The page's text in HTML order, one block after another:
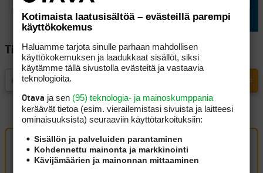
Tilaa Golfpisteen uutiskirje
Oma kommentti
Kirjaudu sisään kommentoidaksesi
Kotimaista laatusisältöä – evästeillä parempi
käyttökokemus
Haluamme tarjota sinulle parhaan mahdollisen
käyttökokemuksen ja laadukkaat sisällöt, siksi
käytämme tällä sivustolla evästeitä ja vastaavia
teknologioita.
Otava ja sen (95) teknologia- ja mainoskumppania
keräävät tietoa (esim. vierailemis­tasi sivuista ja laitteesi
ominaisuuk­sista) seuraaviin käyttötarkoituksiin:
Sisällön ja palveluiden parantaminen
Kohdennettu mainonta ja markkinointi
Kävijämäärien ja mainonnan mittaaminen